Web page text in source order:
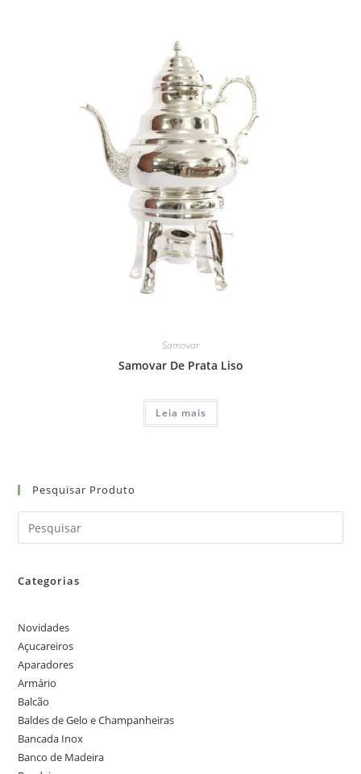
Samovar
Samovar De Prata Liso
Leia mais
Pesquisar Produto
Categorias
Novidades
Açucareiros
Aparadores
Armário
Balcão
Baldes de Gelo e Champanheiras
Bancada Inox
Banco de Madeira